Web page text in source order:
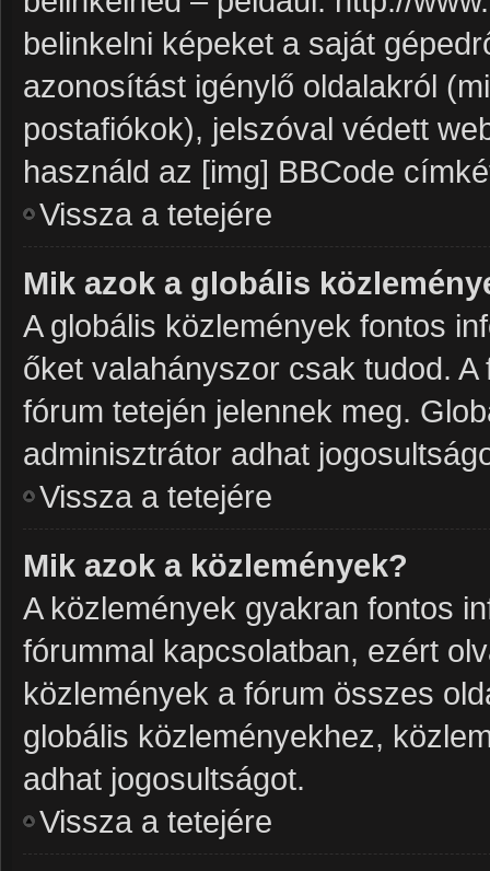
belinkelni képeket a saját
azonosítást igénylő oldalakról
postafiókok), jelszóval védett
használd az [img] BBCode
Vissza a tetejére
Mik azok a globális
A globális közlemények fontos
őket valahányszor csak tudod.
fórum tetején jelennek meg.
adminisztrátor adhat
Vissza a tetejére
Mik azok a közlemények?
A közlemények gyakran fontos
fórummal kapcsolatban, ezért
közlemények a fórum összes
globális közleményekhez,
adhat jogosultságot.
Vissza a tetejére